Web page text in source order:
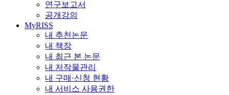
연구보고서
공개강의
MyRISS
내 추천논문
내 책장
내 최근 본 논문
내 저작물관리
내 구매·신청 현황
내 서비스 사용권한